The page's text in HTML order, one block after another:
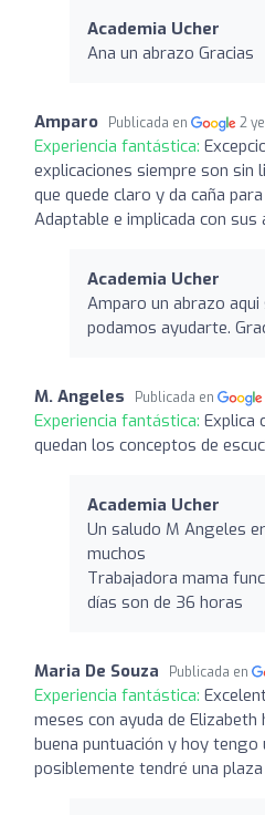
Academia Ucher
Ana un abrazo Gracias
Amparo Publicada en 2
Experiencia fantástica:
explicaciones siempre son sin
que quede claro y da caña
Adaptable e implicada con sus
Academia Ucher
Amparo un abrazo
podamos ayudarte.
M. Angeles Publicada en
Experiencia fantástica: Explica
quedan los conceptos de
Academia Ucher
Un saludo M Angeles
muchos
Trabajadora mama
días son de 36 horas
Maria De Souza Publicada en
Experiencia fantástica:
meses con ayuda de
buena puntuación y hoy tengo
posiblemente tendré una